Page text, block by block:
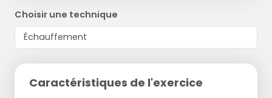
Choisir une technique
Caractéristiques de l'exercice